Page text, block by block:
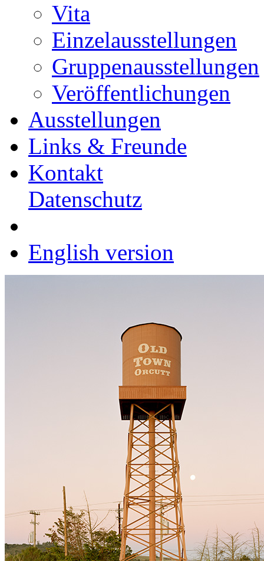
Vita
Einzelausstellungen
Gruppenausstellungen
Veröffentlichungen
Ausstellungen
Links & Freunde
Kontakt
Datenschutz
English version